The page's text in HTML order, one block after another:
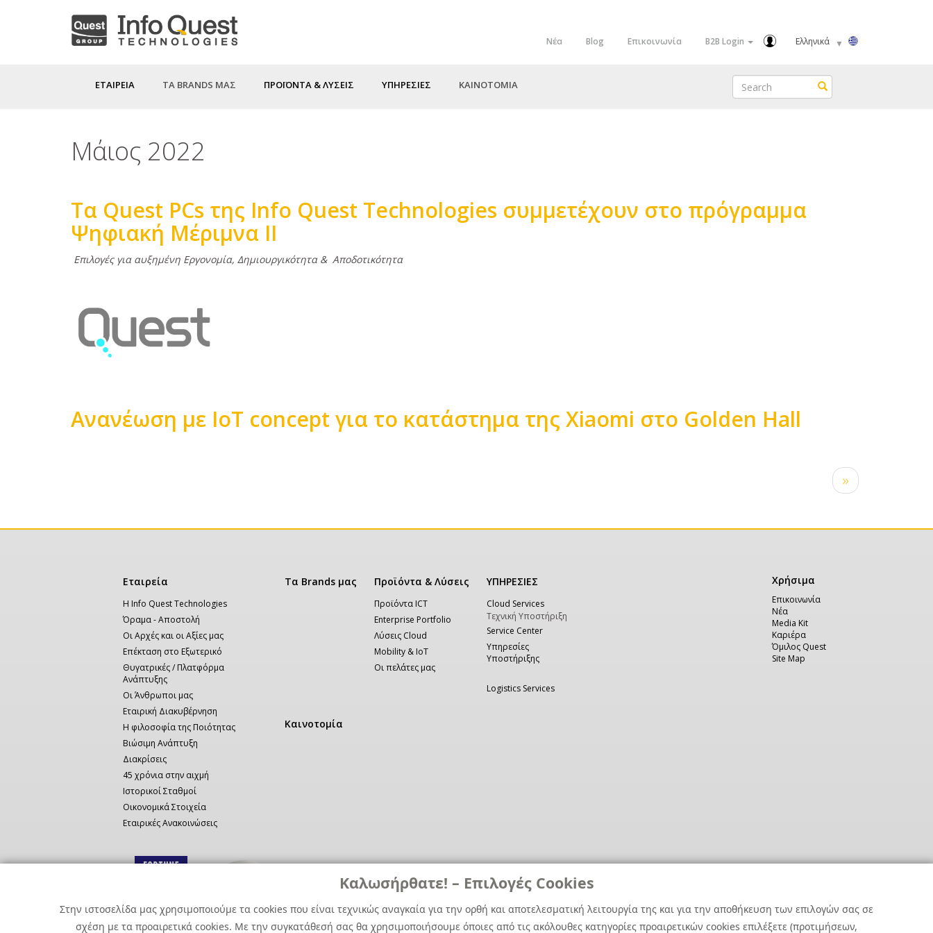
Καλωσήρθατε! – Επιλογές Cookies
Στην ιστοσελίδα μας χρησιμοποιούμε τα cookies που είναι τεχνικώς αναγκαία για την ορθή και αποτελεσματική λειτουργία της και για την αποθήκευση των επιλογών σας σε
σχέση με τα προαιρετικά cookies. Με την συγκατάθεσή σας θα χρησιμοποιήσουμε όποιες από τις ακόλουθες κατηγορίες προαιρετικών cookies επιλέξετε (προτιμήσεων,
Νέα Blog Επικοινωνία B2B Login
Select
language
ΕΤΑΙΡΕΙΑ ΤΑ BRANDS ΜΑΣ ΠΡΟΪΟΝΤΑ & ΛΥΣΕΙΣ ΥΠΗΡΕΣΙΕΣ ΚΑΙΝΟΤΟΜΙΑ Search Search
Μάιος 2022
Τα Quest PCs της Info Quest Technologies συμμετέχουν στο πρόγραμμα
Ψηφιακή Μέριμνα ΙΙ
Κυρίως
Επιλογές για αυξημένη Εργονομία, Δημιουργικότητα & Αποδοτικότητα
Ανανέωση με ΙοΤ concept για το κατάστημα της Xiaomi στο Golden Hall
Next
page
››
Κεντρική
πλοήγηση
Εταιρεία
Η Info Quest Technologies
Όραμα - Αποστολή
Οι Αρχές και οι Αξίες μας
Επέκταση στο Εξωτερικό
Θυγατρικές / Πλατφόρμα
Ανάπτυξης
Οι Άνθρωποι μας
Εταιρική Διακυβέρνηση
Η φιλοσοφία της Ποιότητας
Βιώσιμη Ανάπτυξη
Διακρίσεις
45 χρόνια στην αιχμή
Ιστορικοί Σταθμοί
Οικονομικά Στοιχεία
Εταιρικές Ανακοινώσεις
Τα Brands μας Προϊόντα & Λύσεις
Προϊόντα ICT
Enterprise Portfolio
Λύσεις Cloud
Mobility & IoT
Οι πελάτες μας
ΥΠΗΡΕΣΙΕΣ
Cloud Services
Τεχνική Υποστήριξη
Service Center
Υπηρεσίες
Υποστήριξης
Logistics Services
Καινοτομία
Χρήσιμα
Χρήσιμα
Επικοινωνία
Νέα
Media Kit
Καριέρα
Όμιλος Quest
Site Map